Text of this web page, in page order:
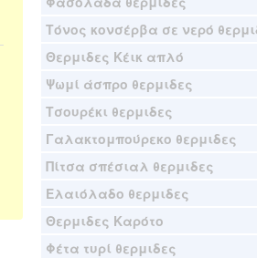
Τόνος κονσέρβα σε νερό
Θερμιδες Κέικ απλό
Ψωμί άσπρο θερμιδες
Τσουρέκι θερμιδες
Γαλακτομπούρεκο θερμιδες
Πίτσα σπέσιαλ θερμιδες
Ελαιόλαδο θερμιδες
Θερμιδες Καρότο
Φέτα τυρί θερμιδες